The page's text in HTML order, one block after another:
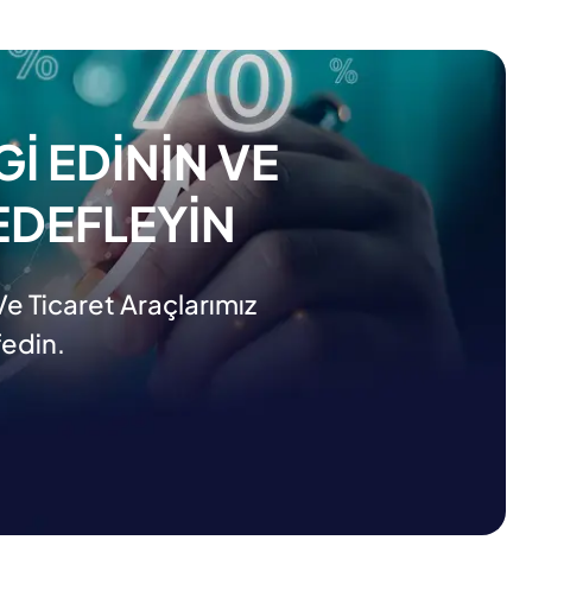
EDININ VE
Ticaret Araçlarımız